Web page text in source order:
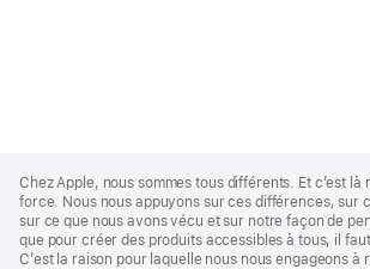
Footer
Chez Apple, nous sommes tous différents. Et c’est là
force. Nous nous appuyons sur ces différences, sur
sur ce que nous avons vécu et sur notre façon de
que pour créer des produits accessibles à tous, il
C’est la raison pour laquelle nous nous engageons à